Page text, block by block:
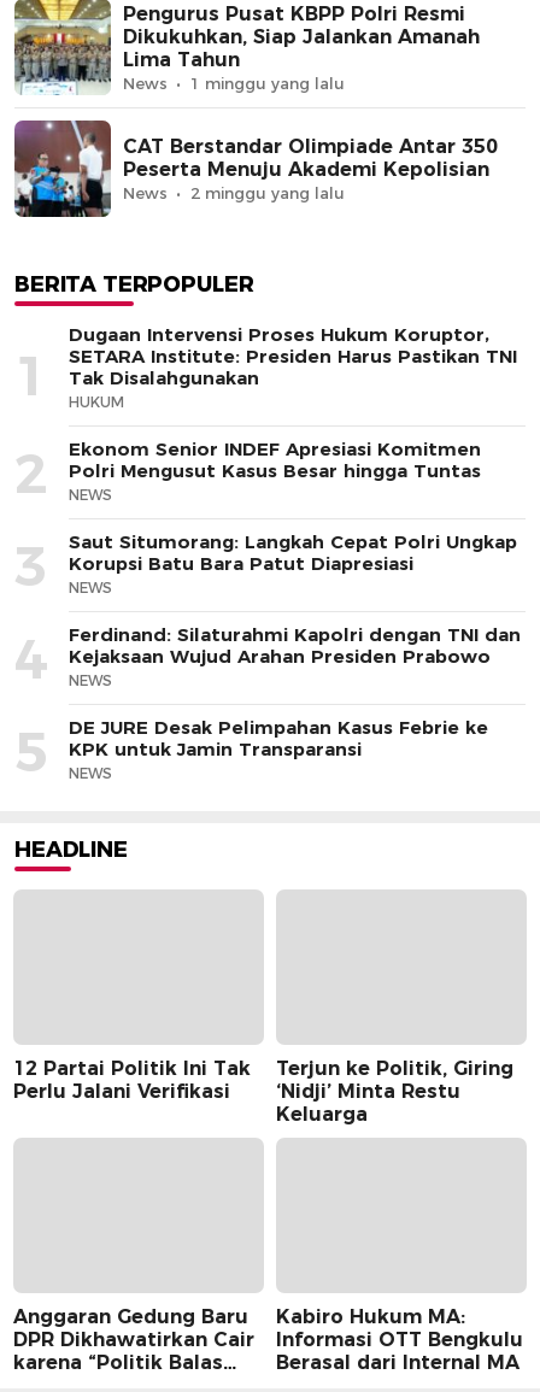
Pengurus Pusat KBPP Polri Resmi
Dikukuhkan, Siap Jalankan Amanah
Lima Tahun
News 1 minggu yang lalu
CAT Berstandar Olimpiade Antar 350
Peserta Menuju Akademi Kepolisian
News 2 minggu yang lalu
BERITA TERPOPULER
1
Dugaan Intervensi Proses Hukum Koruptor,
SETARA Institute: Presiden Harus Pastikan TNI
Tak Disalahgunakan
HUKUM
2
Ekonom Senior INDEF Apresiasi Komitmen
Polri Mengusut Kasus Besar hingga Tuntas
NEWS
3
Saut Situmorang: Langkah Cepat Polri Ungkap
Korupsi Batu Bara Patut Diapresiasi
NEWS
4
Ferdinand: Silaturahmi Kapolri dengan TNI dan
Kejaksaan Wujud Arahan Presiden Prabowo
NEWS
5
DE JURE Desak Pelimpahan Kasus Febrie ke
KPK untuk Jamin Transparansi
NEWS
HEADLINE
12 Partai Politik Ini Tak
Perlu Jalani Verifikasi
Terjun ke Politik, Giring
‘Nidji’ Minta Restu
Keluarga
Anggaran Gedung Baru
DPR Dikhawatirkan Cair
karena “Politik Balas
Kabiro Hukum MA:
Informasi OTT Bengkulu
Berasal dari Internal MA